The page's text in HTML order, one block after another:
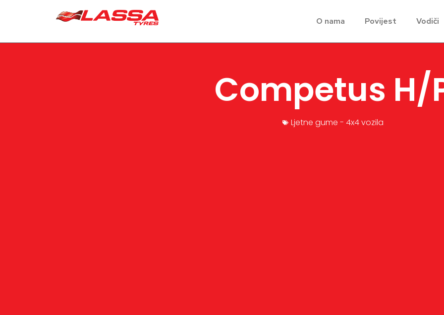
O nama Povijest Vodiči
Competus H/
Ljetne gume - 4x4 vozila